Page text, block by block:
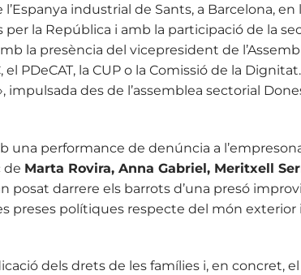
industrial de Sants, a Barcelona, en
la República i amb la participació de la
la presència del vicepresident de
el PDeCAT, la CUP o la Comissió de la
impulsada des de l’assemblea sectorial
una performance de denúncia a
de Marta Rovira, Anna Gabriel, Meritxell
posat darrere els barrots d’una presó
preses polítiques respecte del món exterior
dels drets de les famílies i, en concret,